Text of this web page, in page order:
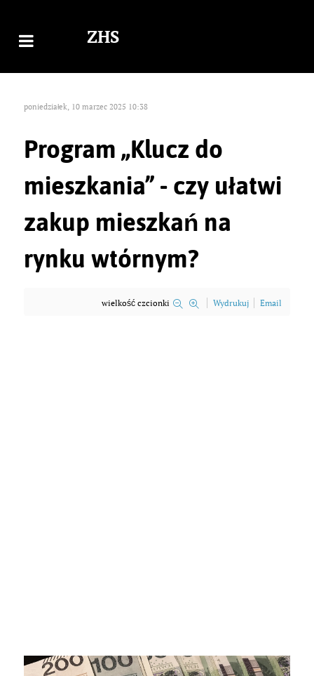
ZHS
poniedziałek, 10 marzec 2025 10:38
Program „Klucz do
mieszkania” - czy ułatwi
zakup mieszkań na
rynku wtórnym?
wielkość czcionki Wydrukuj Email